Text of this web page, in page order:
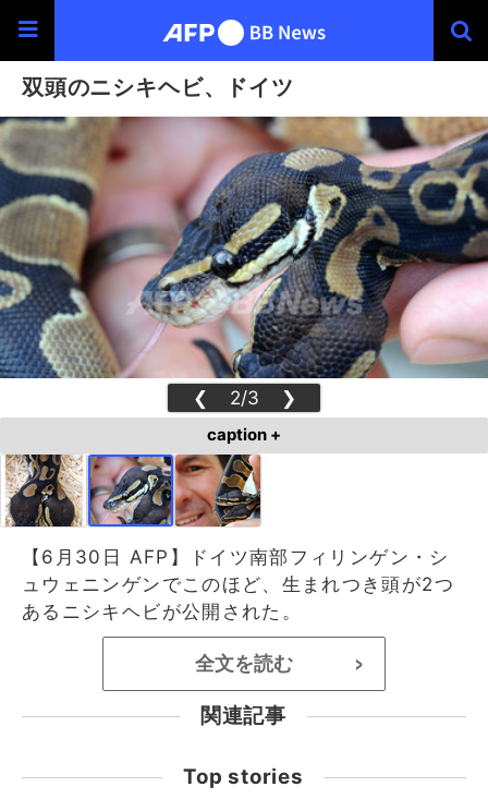
双頭のニシキヘビ、ドイツ
❮ 2/3 ❯
caption +
【6月30日 AFP】ドイツ南部フィリンゲン・シ
ュウェニンゲンでこのほど、生まれつき頭が2つ
あるニシキヘビが公開された。
全文を読む >
関連記事
Top stories